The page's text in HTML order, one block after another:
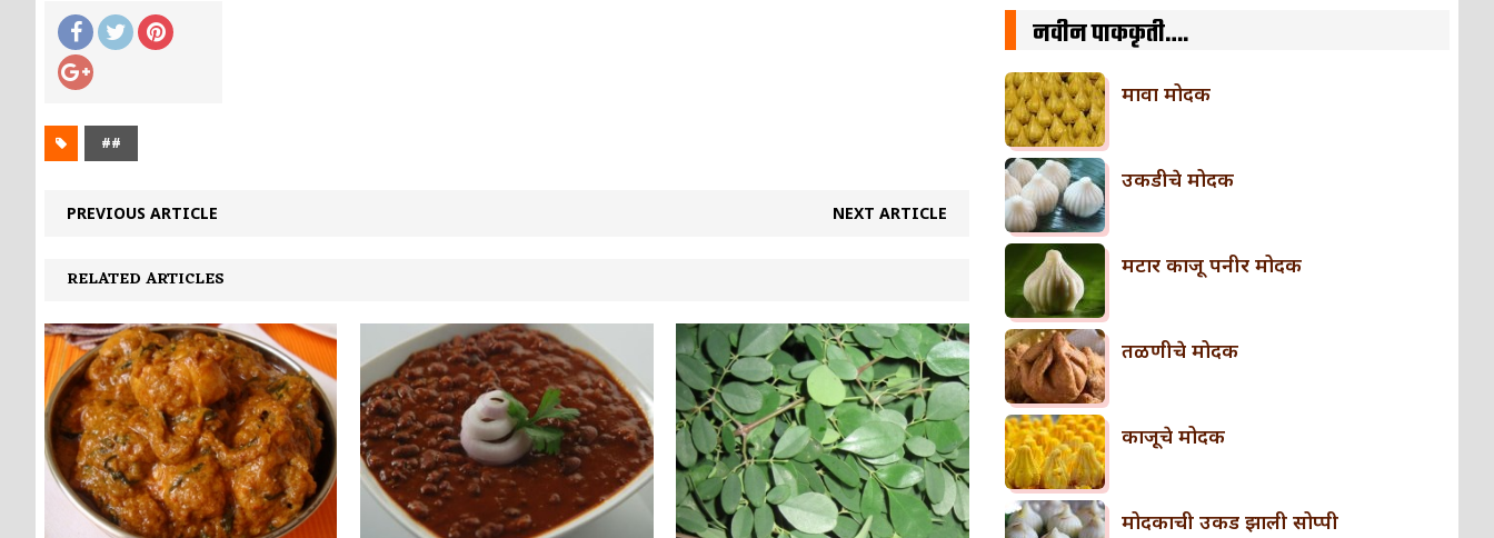
##
PREVIOUS ARTICLE NEXT ARTICLE
RELATED ARTICLES
नवीन पाककृती….
मावा मोदक
उकडीचे मोदक
मटार काजू पनीर मोदक
तळणीचे मोदक
काजूचे मोदक
मोदकाची उकड झाली सोप्पी